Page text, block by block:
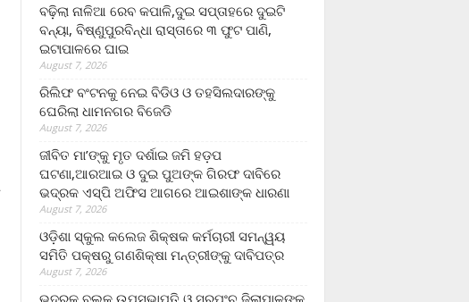
ବଢ଼ିଲା ନାଳିଆ ରେବ କପାଳି,ଦୁଇ ସପ୍ତାହରେ ଦୁଇଟି
ବନ୍ୟା, ବିଷ୍ଣୁପୁରବିନ୍ଧା ରାସ୍ତାରେ ୩ ଫୁଟ ପାଣି,
ଇଟାପାଳରେ ଘାଇ
August 7, 2026
ରିଲିଫ ବଂଟନକୁ ନେଇ ବିଡିଓ ଓ ତହସିଲଦାରଙ୍କୁ
ଘେରିଲା ଧାମନଗର ବିଜେଡି
August 7, 2026
ଜୀବିତ ମା’ଙ୍କୁ ମୃତ ଦର୍ଶାଇ ଜମି ହଡ଼ପ
ଘଟଣା,ଆରଆଇ ଓ ଦୁଇ ପୁଅଙ୍କ ଗିରଫ ଦାବିରେ
ଭଦ୍ରକ ଏସ୍‌ପି ଅଫିସ ଆଗରେ ଆଇଶାଙ୍କ ଧାରଣା
August 7, 2026
ଓଡ଼ିଶା ସ୍କୁଲ କଲେଜ ଶିକ୍ଷକ କର୍ମଚାରୀ ସମନ୍ୱୟ
ସମିତି ପକ୍ଷରୁ ଗଣଶିକ୍ଷା ମନ୍ତ୍ରୀଙ୍କୁ ଦାବିପତ୍ର
August 7, 2026
ଭଦ୍ରକ ବ୍ଲକ୍ ଉପସଭାପତି ଓ ସରପଂଚ ଜିଲାପାଳଙ୍କୁ